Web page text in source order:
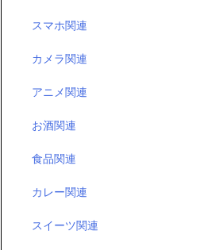
スマホ関連
カメラ関連
アニメ関連
お酒関連
食品関連
カレー関連
スイーツ関連